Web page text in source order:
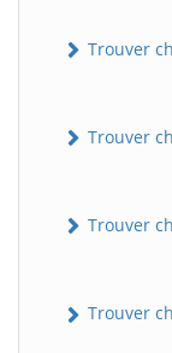
Trouver
Trouver
Trouver
Trouver